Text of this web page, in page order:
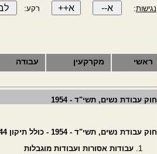
נגישות: רקע:
ראשי מקרקעין עבודה
חוק עבודת נשים, תשי"ד - 1954
חוק עבודת נשים, תשי"ד - 1954 - כולל תיקון 44 תשס"ח 3/2/2008
עבודות אסורות ועבודות מוגבלות